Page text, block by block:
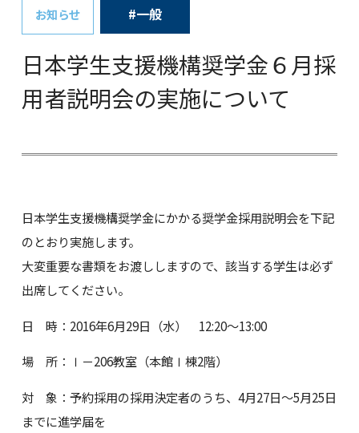
お知らせ #一般
日本学生支援機構奨学金６月採
用者説明会の実施について
日本学生支援機構奨学金にかかる奨学金採用説明会を下記
のとおり実施します。
大変重要な書類をお渡ししますので、該当する学生は必ず
出席してください。
日 時：2016年6月29日（水） 12:20～13:00
場 所：Ⅰ－206教室（本館Ⅰ棟2階）
対 象：予約採用の採用決定者のうち、4月27日～5月25日
までに進学届を